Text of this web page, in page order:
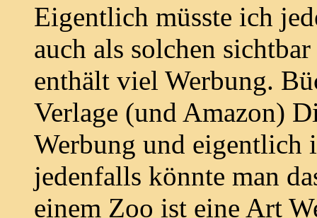
Eigentlich müsste ich
auch als solchen
enthält viel Werbung.
Verlage (und Amazon)
Werbung und eigentlich
jedenfalls könnte man
einem Zoo ist eine Art